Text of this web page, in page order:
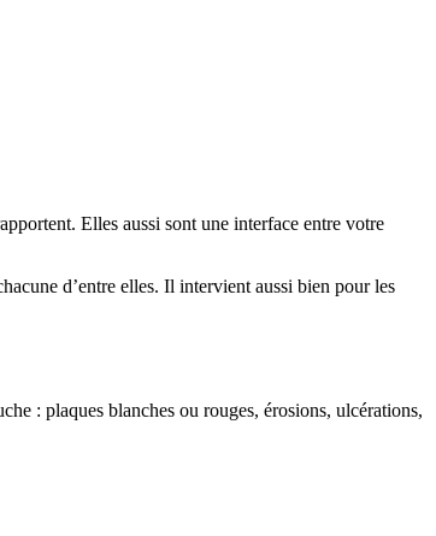
Elles aussi sont une interface entre votre
d’entre elles. Il intervient aussi bien pour les
: plaques blanches ou rouges, érosions, ulcérations,